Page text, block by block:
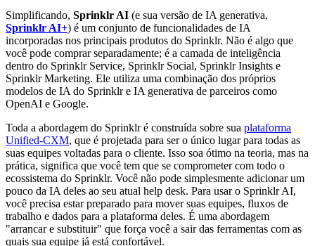
Simplificando, Sprinklr AI (e sua versão de IA generativa,
Sprinklr AI+) é um conjunto de funcionalidades de IA
incorporadas nos principais produtos do Sprinklr. Não é algo que
você pode comprar separadamente; é a camada de inteligência
dentro do Sprinklr Service, Sprinklr Social, Sprinklr Insights e
Sprinklr Marketing. Ele utiliza uma combinação dos próprios
modelos de IA do Sprinklr e IA generativa de parceiros como
OpenAI e Google.
Toda a abordagem do Sprinklr é construída sobre sua plataforma
Unified-CXM, que é projetada para ser o único lugar para todas as
suas equipes voltadas para o cliente. Isso soa ótimo na teoria, mas na
prática, significa que você tem que se comprometer com todo o
ecossistema do Sprinklr. Você não pode simplesmente adicionar um
pouco da IA deles ao seu atual help desk. Para usar o Sprinklr AI,
você precisa estar preparado para mover suas equipes, fluxos de
trabalho e dados para a plataforma deles. É uma abordagem
"arrancar e substituir" que força você a sair das ferramentas com as
quais sua equipe já está confortável.